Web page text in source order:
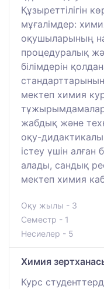
Құзыреттілігін
мұғалімдер:
оқушыларының
процедуралық
білімдерін
мектеп химия
жабдық және
оқу-
істеу үшін алған
алады, сандық
мектеп химия
Оқу жылы - 3
Семестр - 1
Несиелер - 5
Химия
Курс